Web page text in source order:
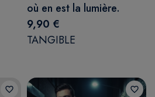
où en est la lumière.
9,90 €
TANGIBLE
favorite_border favorite_border